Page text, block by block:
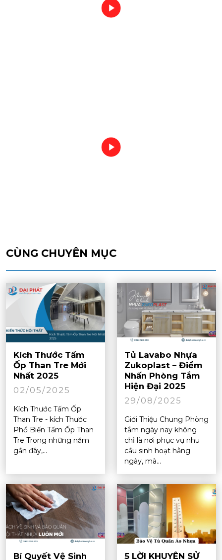
CÙNG CHUYÊN MỤC
Kích Thước Tấm
Ốp Than Tre Mới
Nhất 2025
02/05/2025
Kích Thước Tấm Ốp
Than Tre - kích Thước
Phổ Biến Tấm Ốp Than
Tre Trong những năm
gần đây,...
Tủ Lavabo Nhựa
Zukoplast – Điểm
Nhấn Phòng Tắm
Hiện Đại 2025
29/08/2025
Giới Thiệu Chung Phòng
tắm ngày nay không
chỉ là nơi phục vụ nhu
cầu sinh hoạt hằng
ngày, mà...
Bí Quyết Vệ Sinh
5 LỜI KHUYÊN SỬ